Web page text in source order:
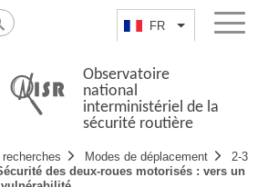
FR Lister lesMenu
Observatoire
national
interministériel de la
sécurité routière
Modes de déplacement
2-3
des deux-roues motorisés : vers un